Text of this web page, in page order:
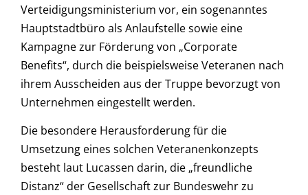
Verteidigungsministerium vor, ein sogenanntes
Hauptstadtbüro als Anlaufstelle sowie eine
Kampagne zur Förderung von „Corporate
Benefits“, durch die beispielsweise Veteranen nach
ihrem Ausscheiden aus der Truppe bevorzugt von
Unternehmen eingestellt werden.
Die besondere Herausforderung für die
Umsetzung eines solchen Veteranenkonzepts
besteht laut Lucassen darin, die „freundliche
Distanz“ der Gesellschaft zur Bundeswehr zu